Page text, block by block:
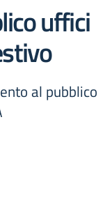
uffici
al pubblico